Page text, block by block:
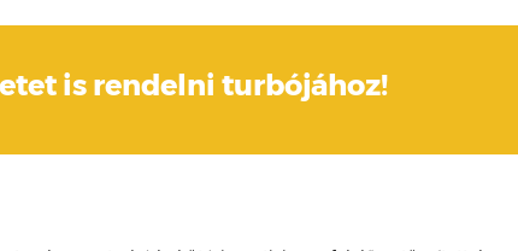
is rendelni turbójához!